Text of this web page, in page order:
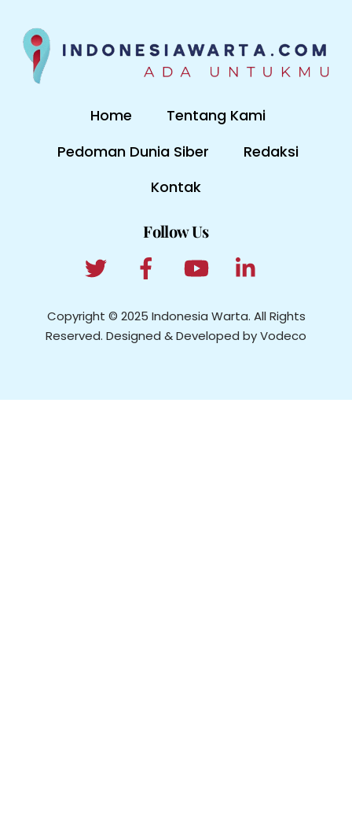
Home
Tentang Kami
Pedoman Dunia Siber
Redaksi
Kontak
Follow Us
Copyright © 2025 Indonesia Warta. All Rights
Reserved. Designed & Developed by Vodeco